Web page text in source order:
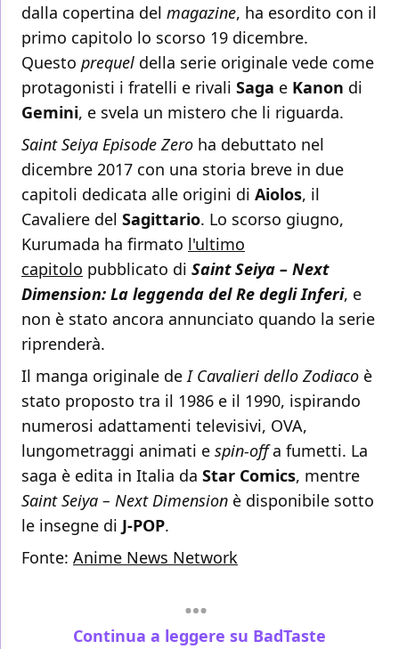
dalla copertina del magazine, ha esordito con il
primo capitolo lo scorso 19 dicembre.
Questo prequel della serie originale vede come
protagonisti i fratelli e rivali Saga e Kanon di
Gemini, e svela un mistero che li riguarda.
Saint Seiya Episode Zero ha debuttato nel
dicembre 2017 con una storia breve in due
capitoli dedicata alle origini di Aiolos, il
Cavaliere del Sagittario. Lo scorso giugno,
Kurumada ha firmato l'ultimo
capitolo pubblicato di Saint Seiya – Next
Dimension: La leggenda del Re degli Inferi, e
non è stato ancora annunciato quando la serie
riprenderà.
Il manga originale deI Cavalieri dello Zodiaco è
stato proposto tra il 1986 e il 1990, ispirando
numerosi adattamenti televisivi, OVA,
lungometraggi animati e spin-offa fumetti. La
saga è edita in Italia da Star Comics, mentre
Saint Seiya – Next Dimension è disponibile sotto
le insegne di J-POP.
Fonte: Anime News Network
Continua a leggere su BadTaste